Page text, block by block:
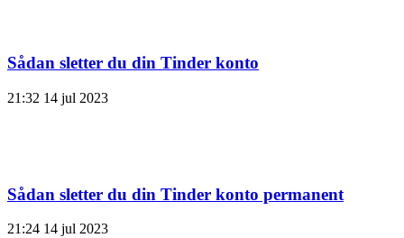
Sådan sletter du din Tinder konto
21:32 14 jul 2023
Sådan sletter du din Tinder konto permanent
21:24 14 jul 2023